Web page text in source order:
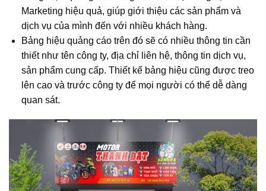
Marketing hiệu quả, giúp giới thiệu các sản phẩm và
dịch vụ của mình đến với nhiều khách hàng.
Bảng hiệu quảng cáo trên đó sẽ có nhiều thông tin cần
thiết như tên công ty, địa chỉ liên hệ, thông tin dịch vụ,
sản phẩm cung cấp. Thiết kế bảng hiệu cũng được treo
lên cao và trước công ty để mọi người có thể dễ dàng
quan sát.